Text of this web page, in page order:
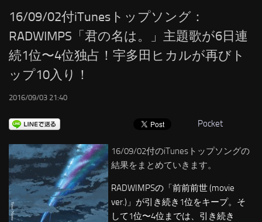
RSS
LINKS
16/09/02付iTunesトップソング：
RADWIMPS「君の名は。」主題歌が6日連
続1位〜4位独占！宇多田ヒカルが再びト
ップ10入り！
2016/09/03 21:40
Pocket
16/09/02付のiTunesトップソングの
結果をまとめていきます。
RADWIMPSの「前前前世 (movie
ver.)」が引き続き1位をキープ。そ
して1位〜4位までは、引き続き